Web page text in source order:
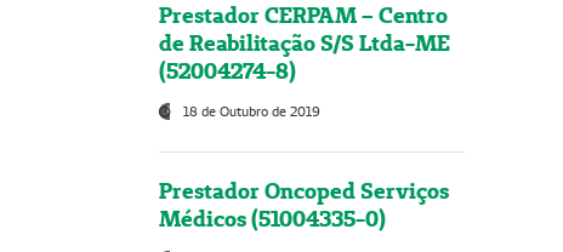
Prestador CERPAM – Centro
de Reabilitação S/S Ltda-ME
(52004274-8)
18 de Outubro de 2019
Prestador Oncoped Serviços
Médicos (51004335-0)